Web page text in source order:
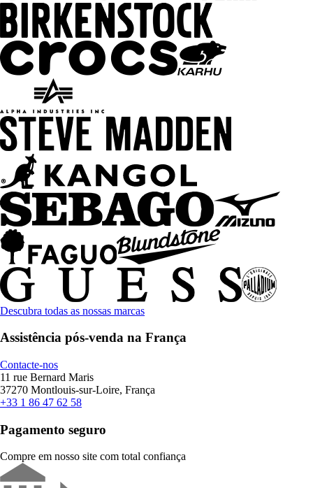
Descubra todas as nossas marcas
Assistência pós-venda na França
Contacte-nos
11 rue Bernard Maris
37270 Montlouis-sur-Loire, França
+33 1 86 47 62 58
Pagamento seguro
Compre em nosso site com total confiança